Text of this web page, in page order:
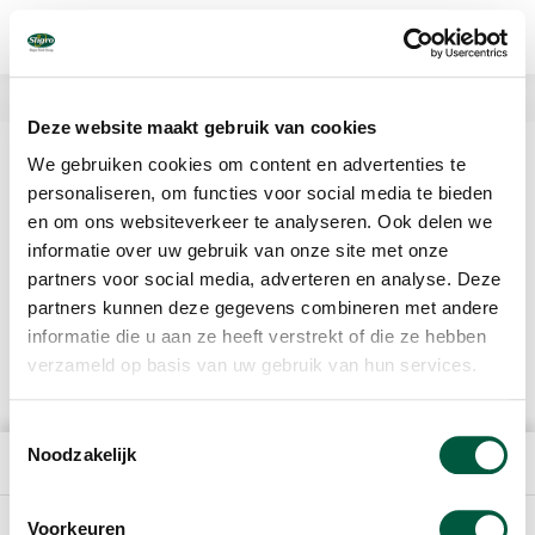
Deze website maakt gebruik van cookies
We gebruiken cookies om content en advertenties te
personaliseren, om functies voor social media te bieden
en om ons websiteverkeer te analyseren. Ook delen we
informatie over uw gebruik van onze site met onze
partners voor social media, adverteren en analyse. Deze
partners kunnen deze gegevens combineren met andere
informatie die u aan ze heeft verstrekt of die ze hebben
verzameld op basis van uw gebruik van hun services.
Noodzakelijk
Voorkeuren
naar
de
gaan
De Algemene Vergadering van Aandeelhouders
wordt gehouden op woensdag 14 mei 2025, 10.30
uur.
Aandeelhouders van Sligro Food Group N.V. worden opgeroepen
deel te nemen aan de jaarlijkse Algemene Vergadering, te houden
op woensdag 14 mei 2025 om 10.30 uur ten kantore van de
vennootschap, Corridor 11 (5466 RB) Veghel.
Klik hier voor meer informatie
HET BEDRIJF
DIRECT NAAR